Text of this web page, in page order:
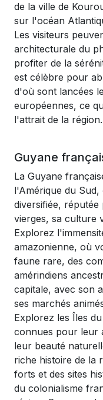
de la ville de
sur l'océan
Les visiteurs
architecturale du
profiter de la
est célèbre pour
d'où sont lancées
européennes, ce
l'attrait de la région.
Guyane
La Guyane
l'Amérique du
diversifiée,
vierges, sa culture
Explorez
amazonienne, où
faune rare, des
amérindiens
capitale, avec son
ses marchés
Explorez les Îles
connues pour leur
leur beauté
riche histoire de la
forts et des sites
du colonialisme